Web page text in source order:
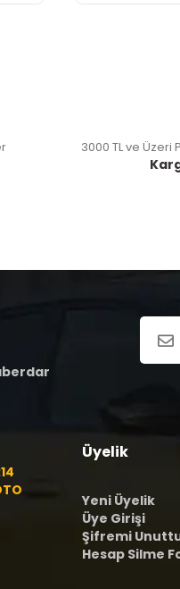
3000 TL ve Üzeri
Üyelik
Yeni Üyelik
Üye Girişi
Şifremi
Hesap Silme